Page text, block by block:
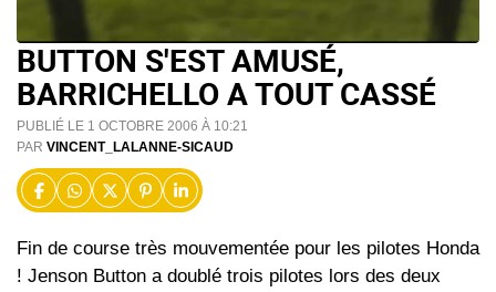
BUTTON S'EST AMUSÉ,
BARRICHELLO A TOUT CASSÉ
PUBLIÉ LE 1 OCTOBRE 2006 À 10:21
PAR VINCENT_LALANNE-SICAUD
Fin de course très mouvementée pour les pilotes Honda
! Jenson Button a doublé trois pilotes lors des deux